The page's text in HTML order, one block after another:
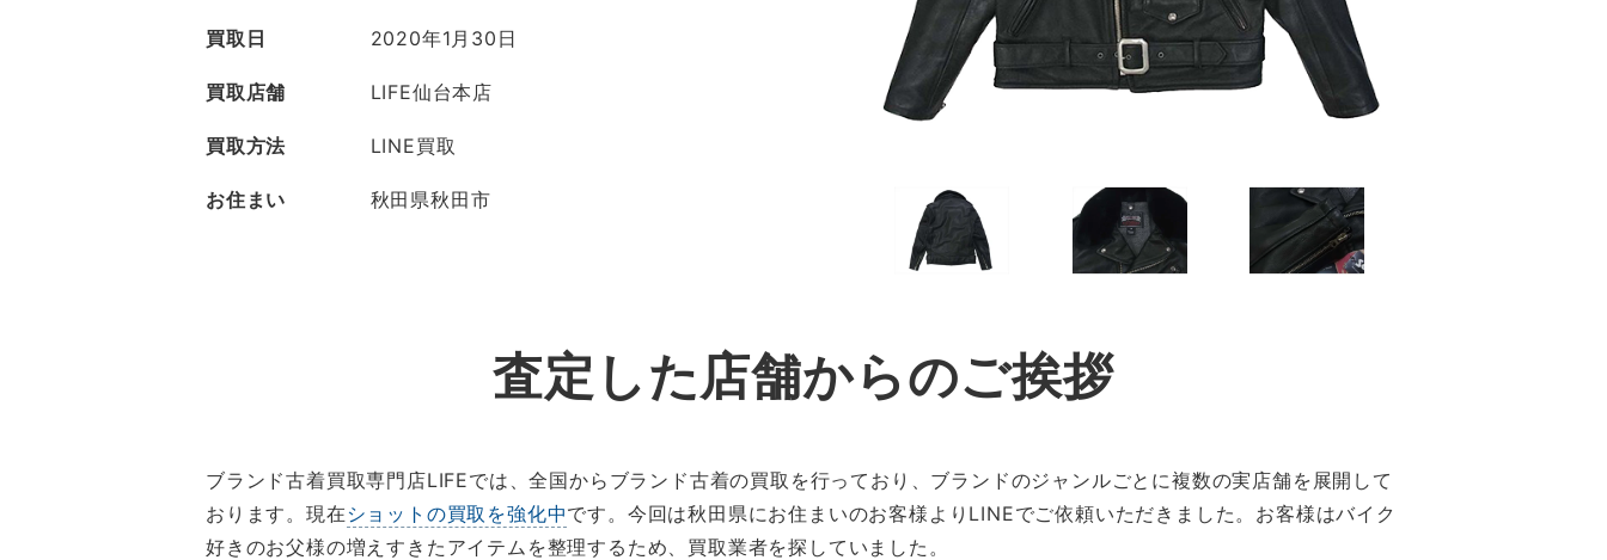
買取日 2020年1月30日
買取店舗 LIFE仙台本店
買取方法 LINE買取
お住まい 秋田県秋田市
査定した店舗からのご挨拶
ブランド古着買取専門店LIFEでは、全国からブランド古着の買取を行っており、ブランドのジャンルごとに複数の実店舗を展開して
おります。現在 ショットの買取を強化中です。今回は秋田県にお住まいのお客様よりLINEでご依頼いただきました。お客様はバイク
好きのお父様の増えすきたアイテムを整理するため、買取業者を探していました。